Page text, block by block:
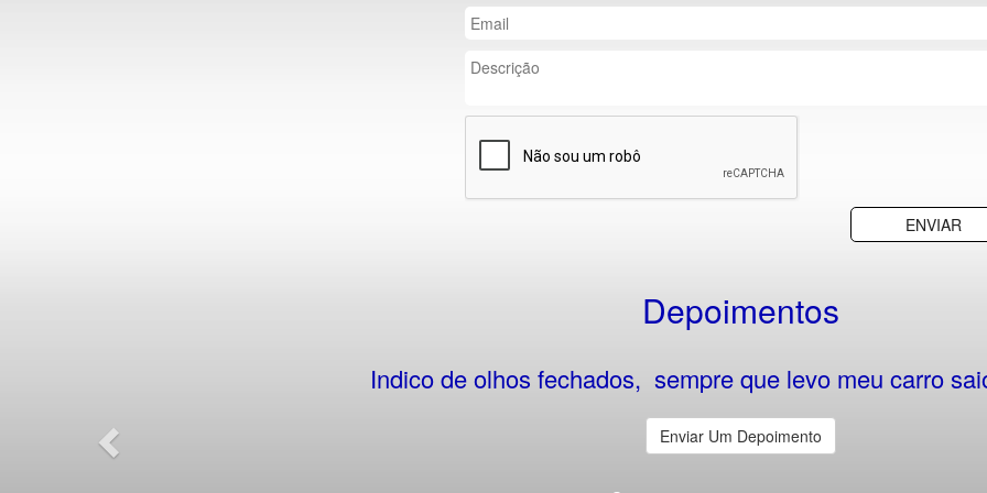
Depoimentos
Indico de olhos fechados, sempre que levo meu carro
Enviar Um Depoimento